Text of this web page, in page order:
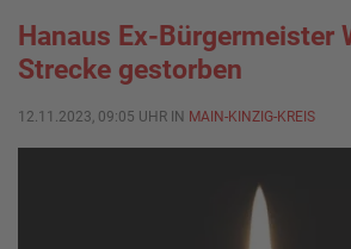
Hanaus Ex-Bürgermeister
Strecke gestorben
12.11.2023, 09:05 UHR IN MAIN-KINZIG-KREIS